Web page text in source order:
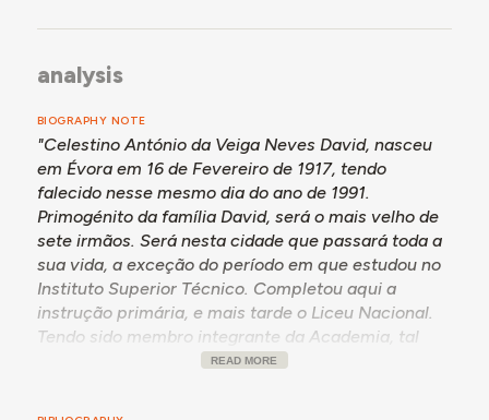
analysis
BIOGRAPHY NOTE
"Celestino António da Veiga Neves David, nasceu
em Évora em 16 de Fevereiro de 1917, tendo
falecido nesse mesmo dia do ano de 1991.
Primogénito da família David, será o mais velho de
sete irmãos. Será nesta cidade que passará toda a
sua vida, a exceção do período em que estudou no
Instituto Superior Técnico. Completou aqui a
instrução primária, e mais tarde o Liceu Nacional.
Tendo sido membro integrante da Academia, tal
como seu irmão Raul, e participado, como é
READ MORE